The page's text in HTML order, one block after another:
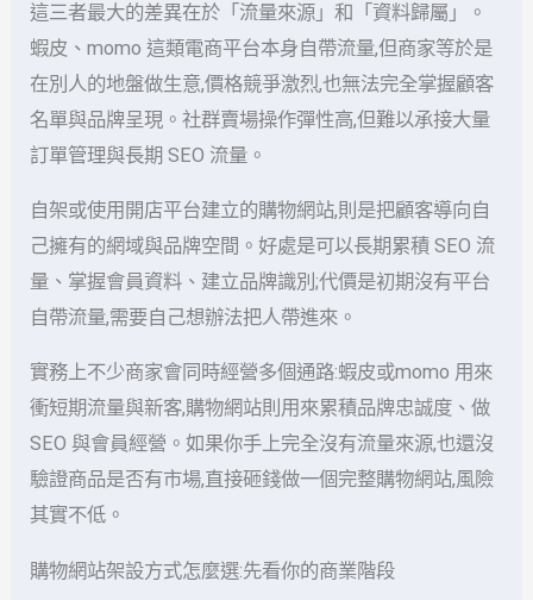
這三者最大的差異在於「流量來源」和「資料歸屬」。
蝦皮、momo 這類電商平台本身自帶流量,但商家等於是
在別人的地盤做生意,價格競爭激烈,也無法完全掌握顧客
名單與品牌呈現。社群賣場操作彈性高,但難以承接大量
訂單管理與長期 SEO 流量。
自架或使用開店平台建立的購物網站,則是把顧客導向自
己擁有的網域與品牌空間。好處是可以長期累積 SEO 流
量、掌握會員資料、建立品牌識別;代價是初期沒有平台
自帶流量,需要自己想辦法把人帶進來。
實務上不少商家會同時經營多個通路:蝦皮或momo 用來
衝短期流量與新客,購物網站則用來累積品牌忠誠度、做
SEO 與會員經營。如果你手上完全沒有流量來源,也還沒
驗證商品是否有市場,直接砸錢做一個完整購物網站,風險
其實不低。
購物網站架設方式怎麼選:先看你的商業階段